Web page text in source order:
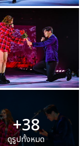
+38
ดูรูปทั้งหมด